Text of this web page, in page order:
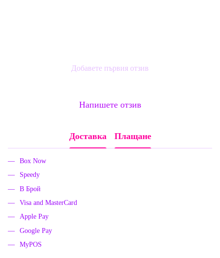
Добавете първия отзив
Напишете отзив
Доставка Плащане
Box Now
Speedy
В Брой
Visa and MasterCard
Apple Pay
Google Pay
MyPOS